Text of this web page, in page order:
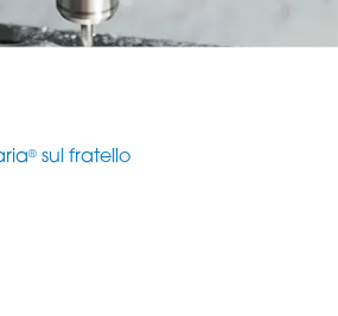
® sul fratello